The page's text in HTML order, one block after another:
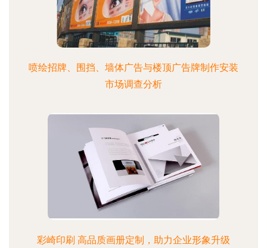
喷绘招牌、围挡、墙体广告与楼顶广告牌制作安装
市场调查分析
彩崎印刷 高品质画册定制，助力企业形象升级